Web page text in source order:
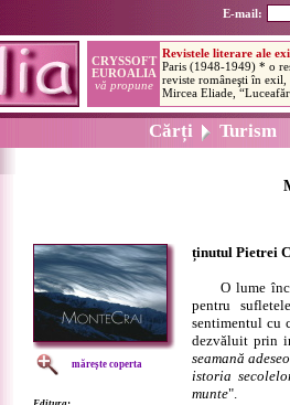
E-mail:
Cărți Turism
mărește coperta
ținutul Pietrei
O lume
pentru
sentimentul cu
dezvăluit prin
seamană
istoria
munte".